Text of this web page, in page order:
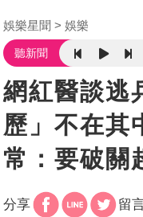
娛樂星聞 娛樂
聽新聞
網紅醫談逃
歷」不在
常：要破關
分享 留